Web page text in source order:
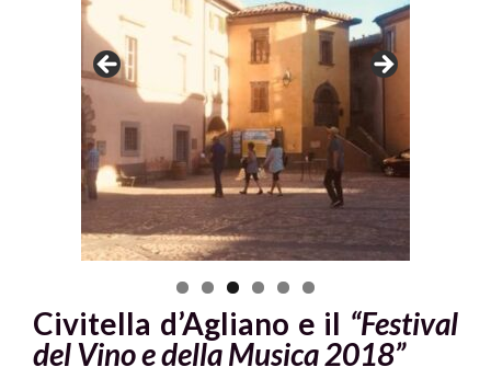
Civitella d’Agliano e il “Festival
del Vino e della Musica 2018”